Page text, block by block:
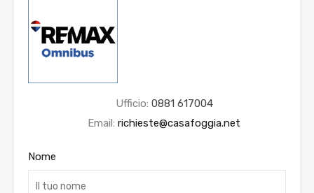
Ufficio: 0881 617004
Email: richieste@casafoggia.net
Nome